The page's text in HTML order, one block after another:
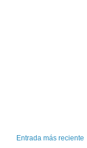
Entrada más reciente